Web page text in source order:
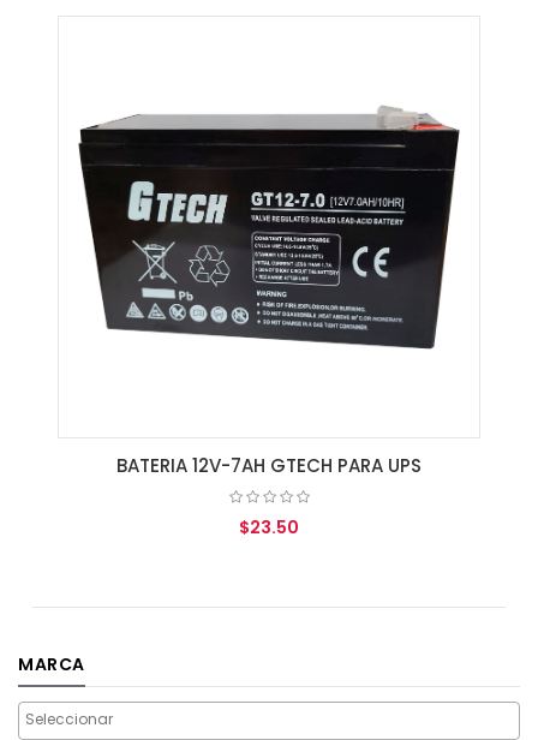
BATERIA 12V-7AH GTECH PARA UPS
$23.50
MARCA